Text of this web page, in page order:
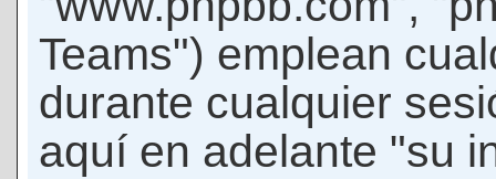
Teams") emplean
durante cualquier
aquí en adelante "su